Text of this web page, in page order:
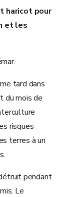
haricot pour
et les
tard dans
du mois de
risques
terres à un
pendant
Le